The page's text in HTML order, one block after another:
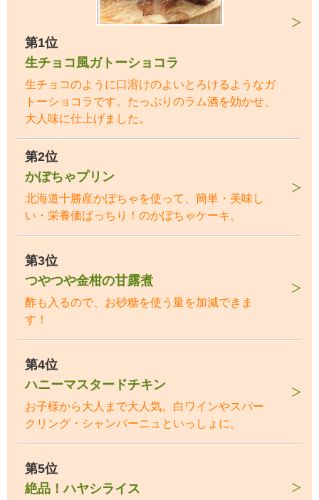
第1位
生チョコ風ガトーショコラ
生チョコのように口溶けのよいとろけるようなガ
トーショコラです。たっぷりのラム酒を効かせ、
大人味に仕上げました。
第2位
かぼちゃプリン
北海道十勝産かぼちゃを使って、簡単・美味し
い・栄養価ばっちり！のかぼちゃケーキ。
第3位
つやつや金柑の甘露煮
酢も入るので、お砂糖を使う量を加減できま
す！
第4位
ハニーマスタードチキン
お子様から大人まで大人気。白ワインやスパー
クリング・シャンパーニュといっしょに。
第5位
絶品！ハヤシライス